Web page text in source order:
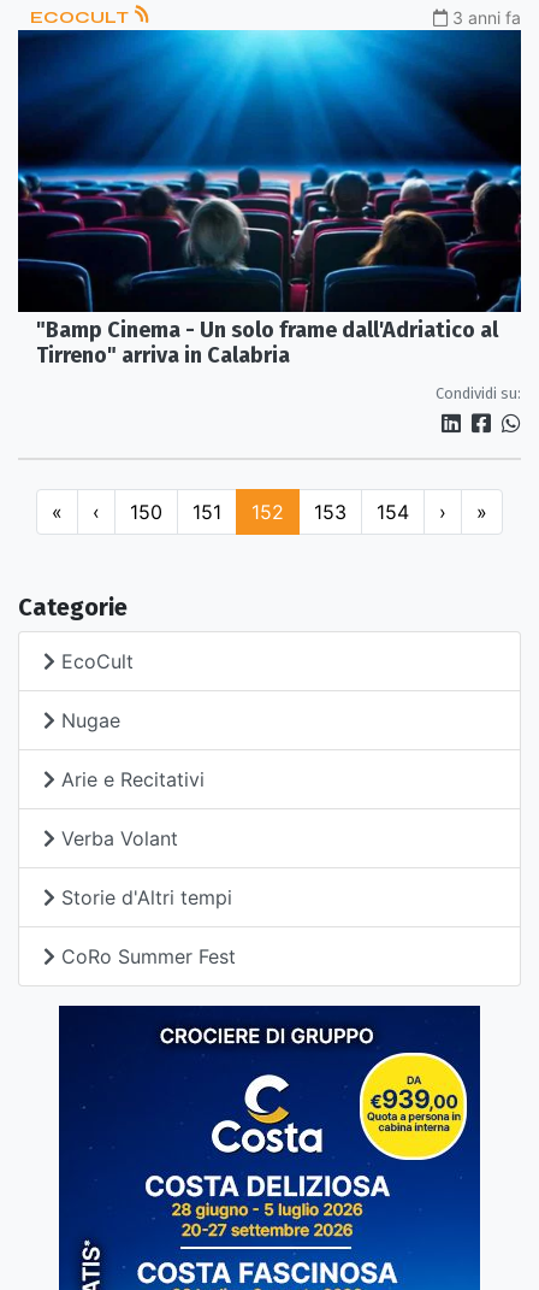
ECOCULT 3 anni fa
"Bamp Cinema - Un solo frame dall'Adriatico al
Tirreno" arriva in Calabria
Condividi su:
« ‹ 150 151 152 153 154 › »
Categorie
EcoCult
Nugae
Arie e Recitativi
Verba Volant
Storie d'Altri tempi
CoRo Summer Fest